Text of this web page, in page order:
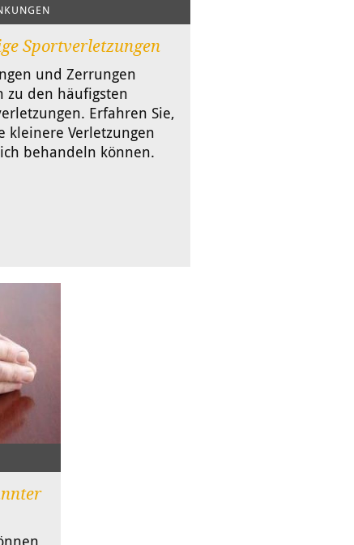
Sportverletzungen
und Zerrungen
zu den häufigsten
Erfahren Sie,
kleinere Verletzungen
behandeln können.